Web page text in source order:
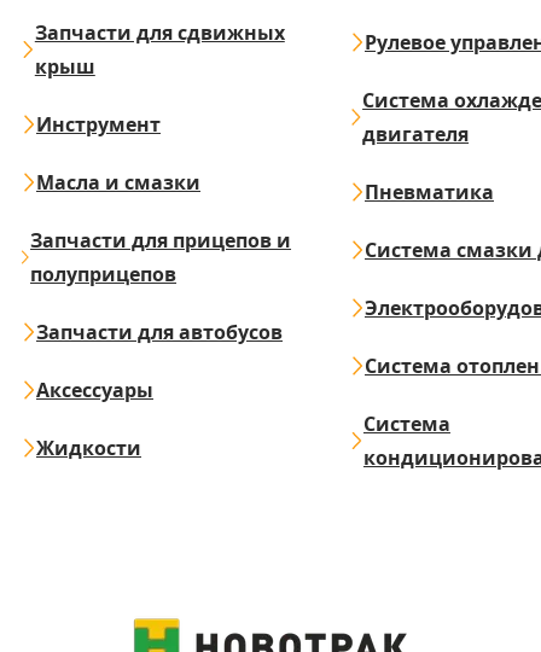
Запчасти для сдвижных
крыш
Инструмент
Масла и смазки
Запчасти для прицепов и
полуприцепов
Запчасти для автобусов
Аксессуары
Жидкости
Рулевое
Система
двигателя
Пневматика
Система смазки
Система
Система